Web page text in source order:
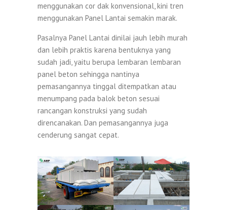
menggunakan cor dak konvensional, kini tren
menggunakan Panel Lantai semakin marak.
Pasalnya Panel Lantai dinilai jauh lebih murah
dan lebih praktis karena bentuknya yang
sudah jadi, yaitu berupa lembaran lembaran
panel beton sehingga nantinya
pemasangannya tinggal ditempatkan atau
menumpang pada balok beton sesuai
rancangan konstruksi yang sudah
direncanakan. Dan pemasangannya juga
cenderung sangat cepat.